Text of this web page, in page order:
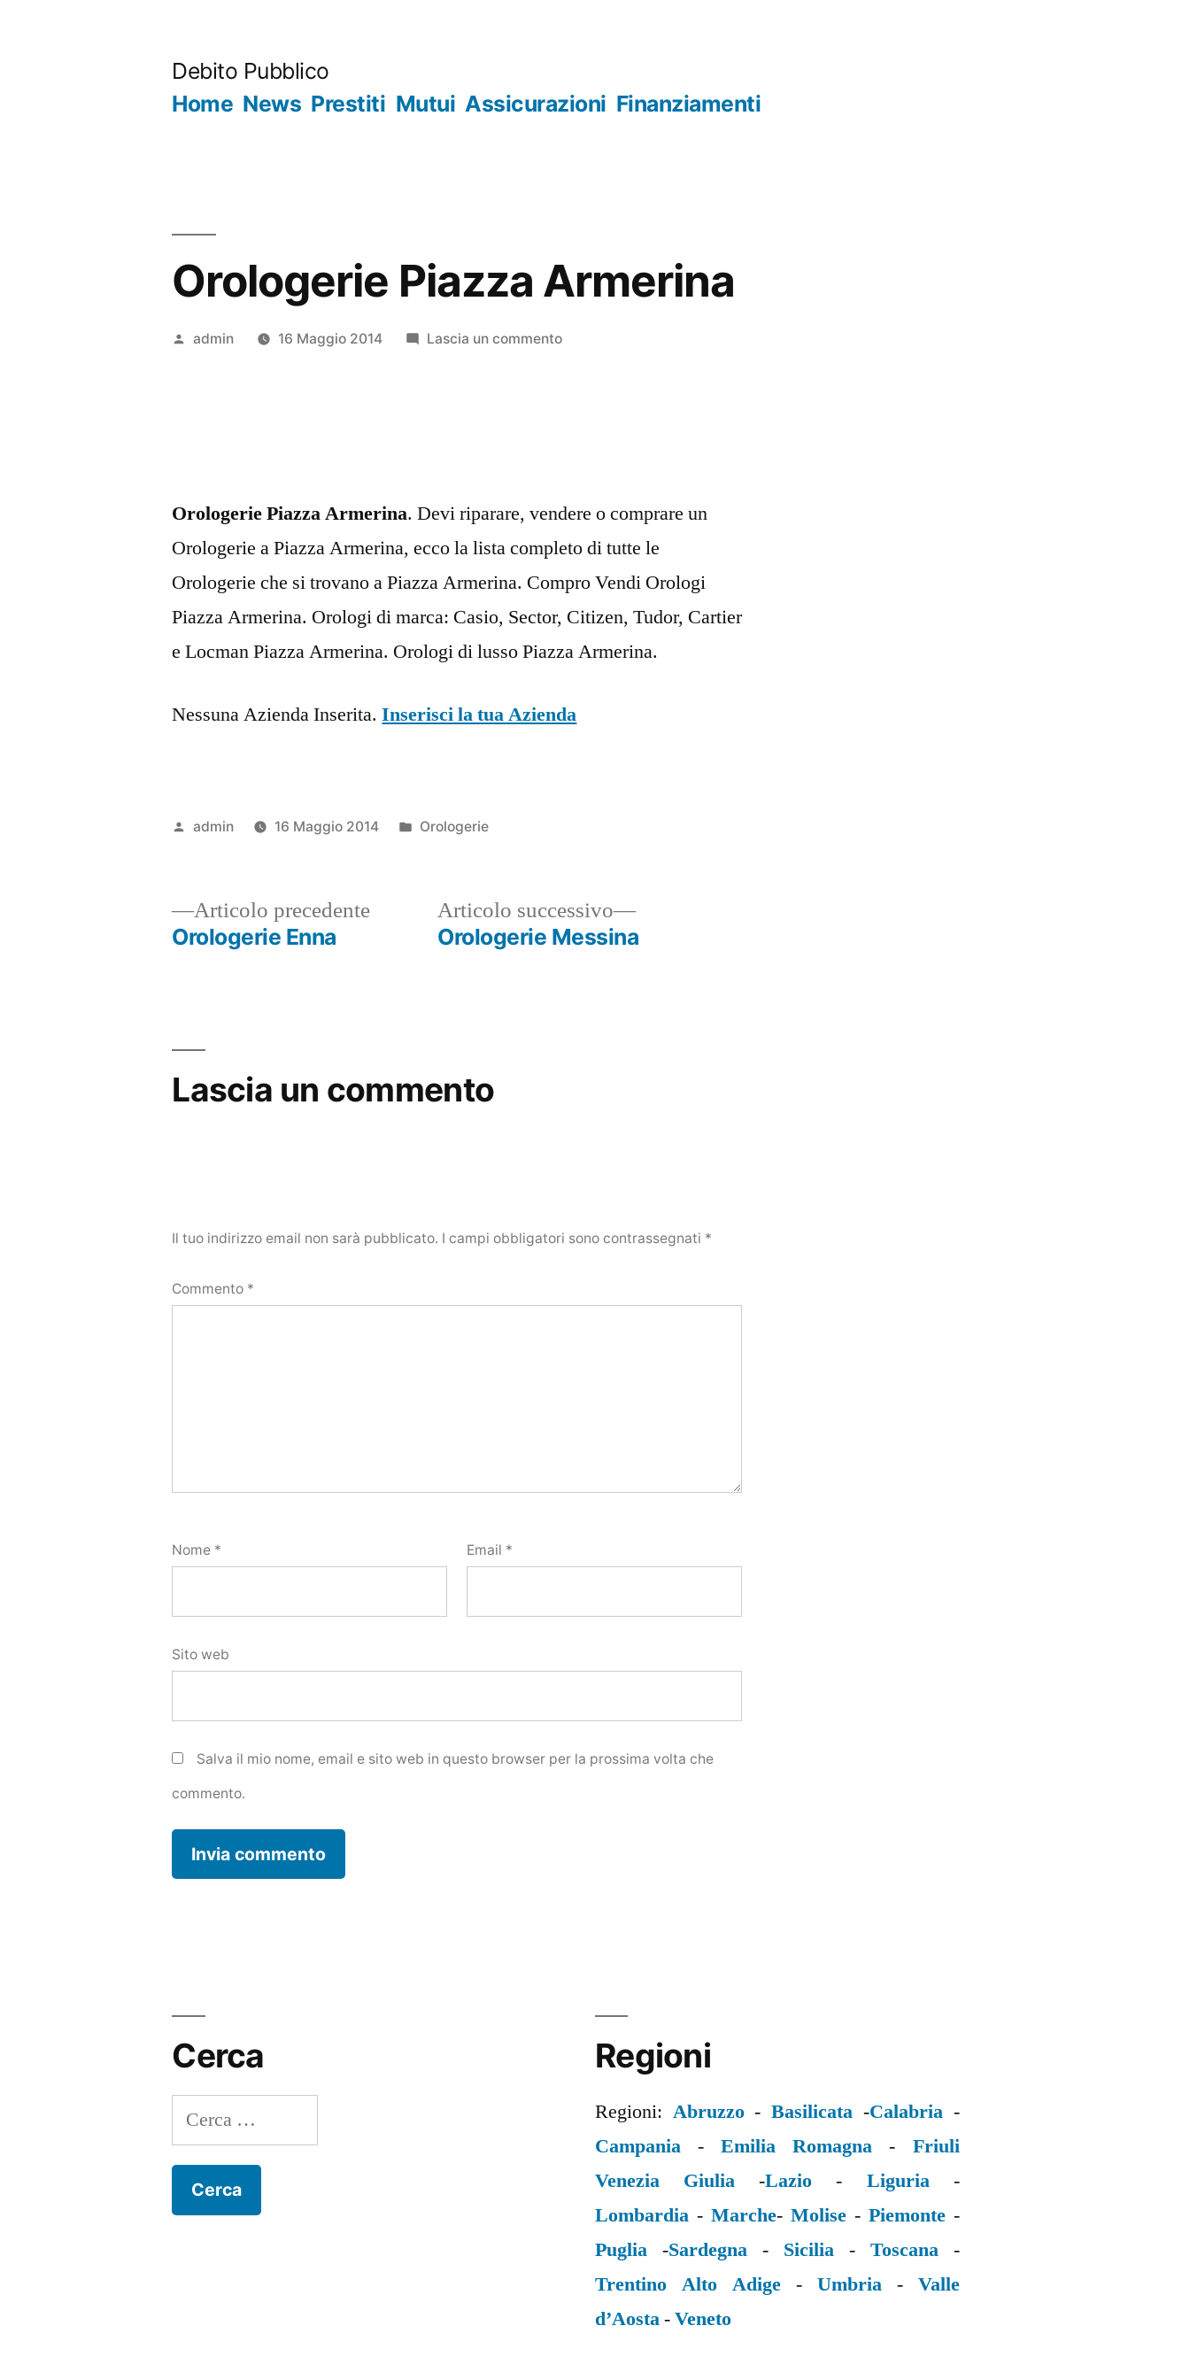
Debito Pubblico
Home News Prestiti Mutui Assicurazioni Finanziamenti
Orologerie Piazza Armerina
Pubblicato
admin 16 Maggio 2014 Lascia un commentosu
Orologerie Piazza Armerina. Devi riparare, vendere o comprare un
Orologerie a Piazza Armerina, ecco la lista completo di tutte le
Orologerie che si trovano a Piazza Armerina. Compro Vendi Orologi
Piazza Armerina. Orologi di marca: Casio, Sector, Citizen, Tudor, Cartier
e Locman Piazza Armerina. Orologi di lusso Piazza Armerina.
Nessuna Azienda Inserita. Inserisci la tua Azienda
Pubblicato
admin 16 Maggio 2014
Pubblicato
Orologerie
Navigazione
Articolo precedenteArticolo
precedente:
Orologerie Enna
Articolo successivo
Articolo
successivo:
Orologerie Messina
Lascia un commento
Il tuo indirizzo email non sarà pubblicato. I campi obbligatori sono contrassegnati *
Commento *
Nome * Email *
Sito web
Salva il mio nome, email e sito web in questo browser per la prossima volta che
commento.
Cerca
Ricerca
per:
Regioni
Regioni: Abruzzo-Basilicata -Calabria-
Campania -Emilia Romagna - Friuli
Venezia Giulia -Lazio - Liguria-
Lombardia - Marche- Molise- Piemonte-
Puglia -Sardegna- Sicilia- Toscana-
Trentino Alto Adige- Umbria- Valle
d’Aosta-Veneto